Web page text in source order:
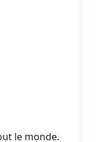
le monde.